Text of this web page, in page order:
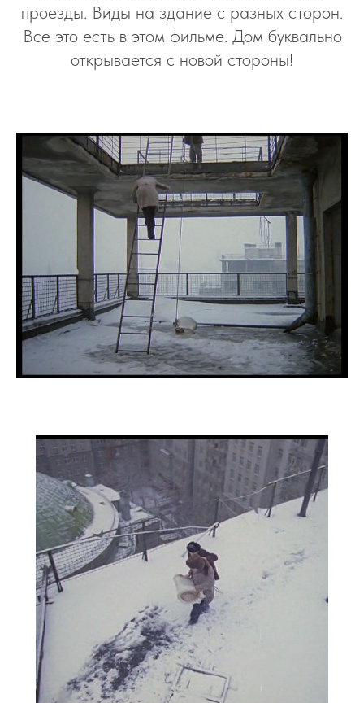
проезды. Виды на здание с разных сторон.
Все это есть в этом фильме. Дом буквально
открывается с новой стороны!